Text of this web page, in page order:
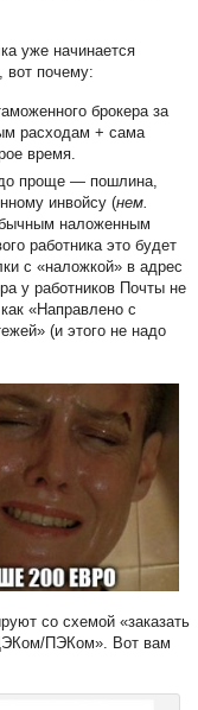
уже начинается
вот почему:
брокера за
расходам + сама
время.
проще — пошлина,
инвойсу (нем.
наложенным
работника это будет
с «наложкой» в адрес
у работников Почты не
«Направлено с
(и этого не надо
со схемой «заказать
ПЭКом». Вот вам